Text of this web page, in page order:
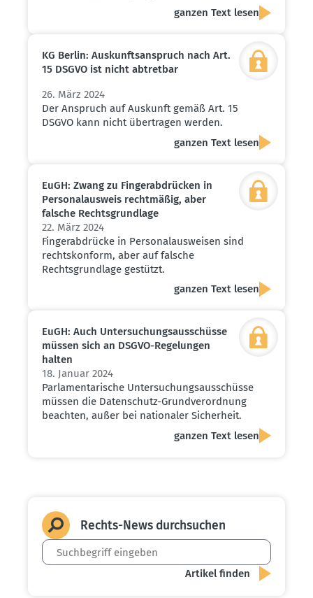
ganzen Text lesen
KG Berlin: Auskunfts­an­spruch nach Art.
15 DSGVO ist nicht abtretbar
26. März 2024
Der Anspruch auf Auskunft gemäß Art. 15
DSGVO kann nicht übertragen werden.
ganzen Text lesen
EuGH: Zwang zu Finger­ab­drücken in
Perso­nal­ausweis recht­mäßig, aber
falsche Rechts­grundlage
22. März 2024
Fingerabdrücke in Personalausweisen sind
rechtskonform, aber auf falsche
Rechtsgrundlage gestützt.
ganzen Text lesen
EuGH: Auch Unter­su­chungs­aus­schüsse
müssen sich an DSGVO-Regelungen
halten
18. Januar 2024
Parlamentarische Untersuchungsausschüsse
müssen die Datenschutz-Grundverordnung
beachten, außer bei nationaler Sicherheit.
ganzen Text lesen
Rechts-News durch­suchen